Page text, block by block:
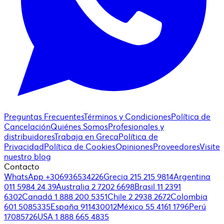
Preguntas FrecuentesTérminos y CondicionesPolítica de
CancelaciónQuiénes SomosProfesionales y
distribuidoresTrabaja en GrecaPolítica de
PrivacidadPolítica de CookiesOpinionesProveedoresVisite
nuestro blog
Contacto
WhatsApp +306936534226Grecia 215 215 9814Argentina
011 5984 24 39Australia 2 7202 6698Brasil 11 2391
6302Canadá 1 888 200 5351Chile 2 2938 2672Colombia
601 5085335España 911430012México 55 4161 1796Perú
17085726USA 1 888 665 4835